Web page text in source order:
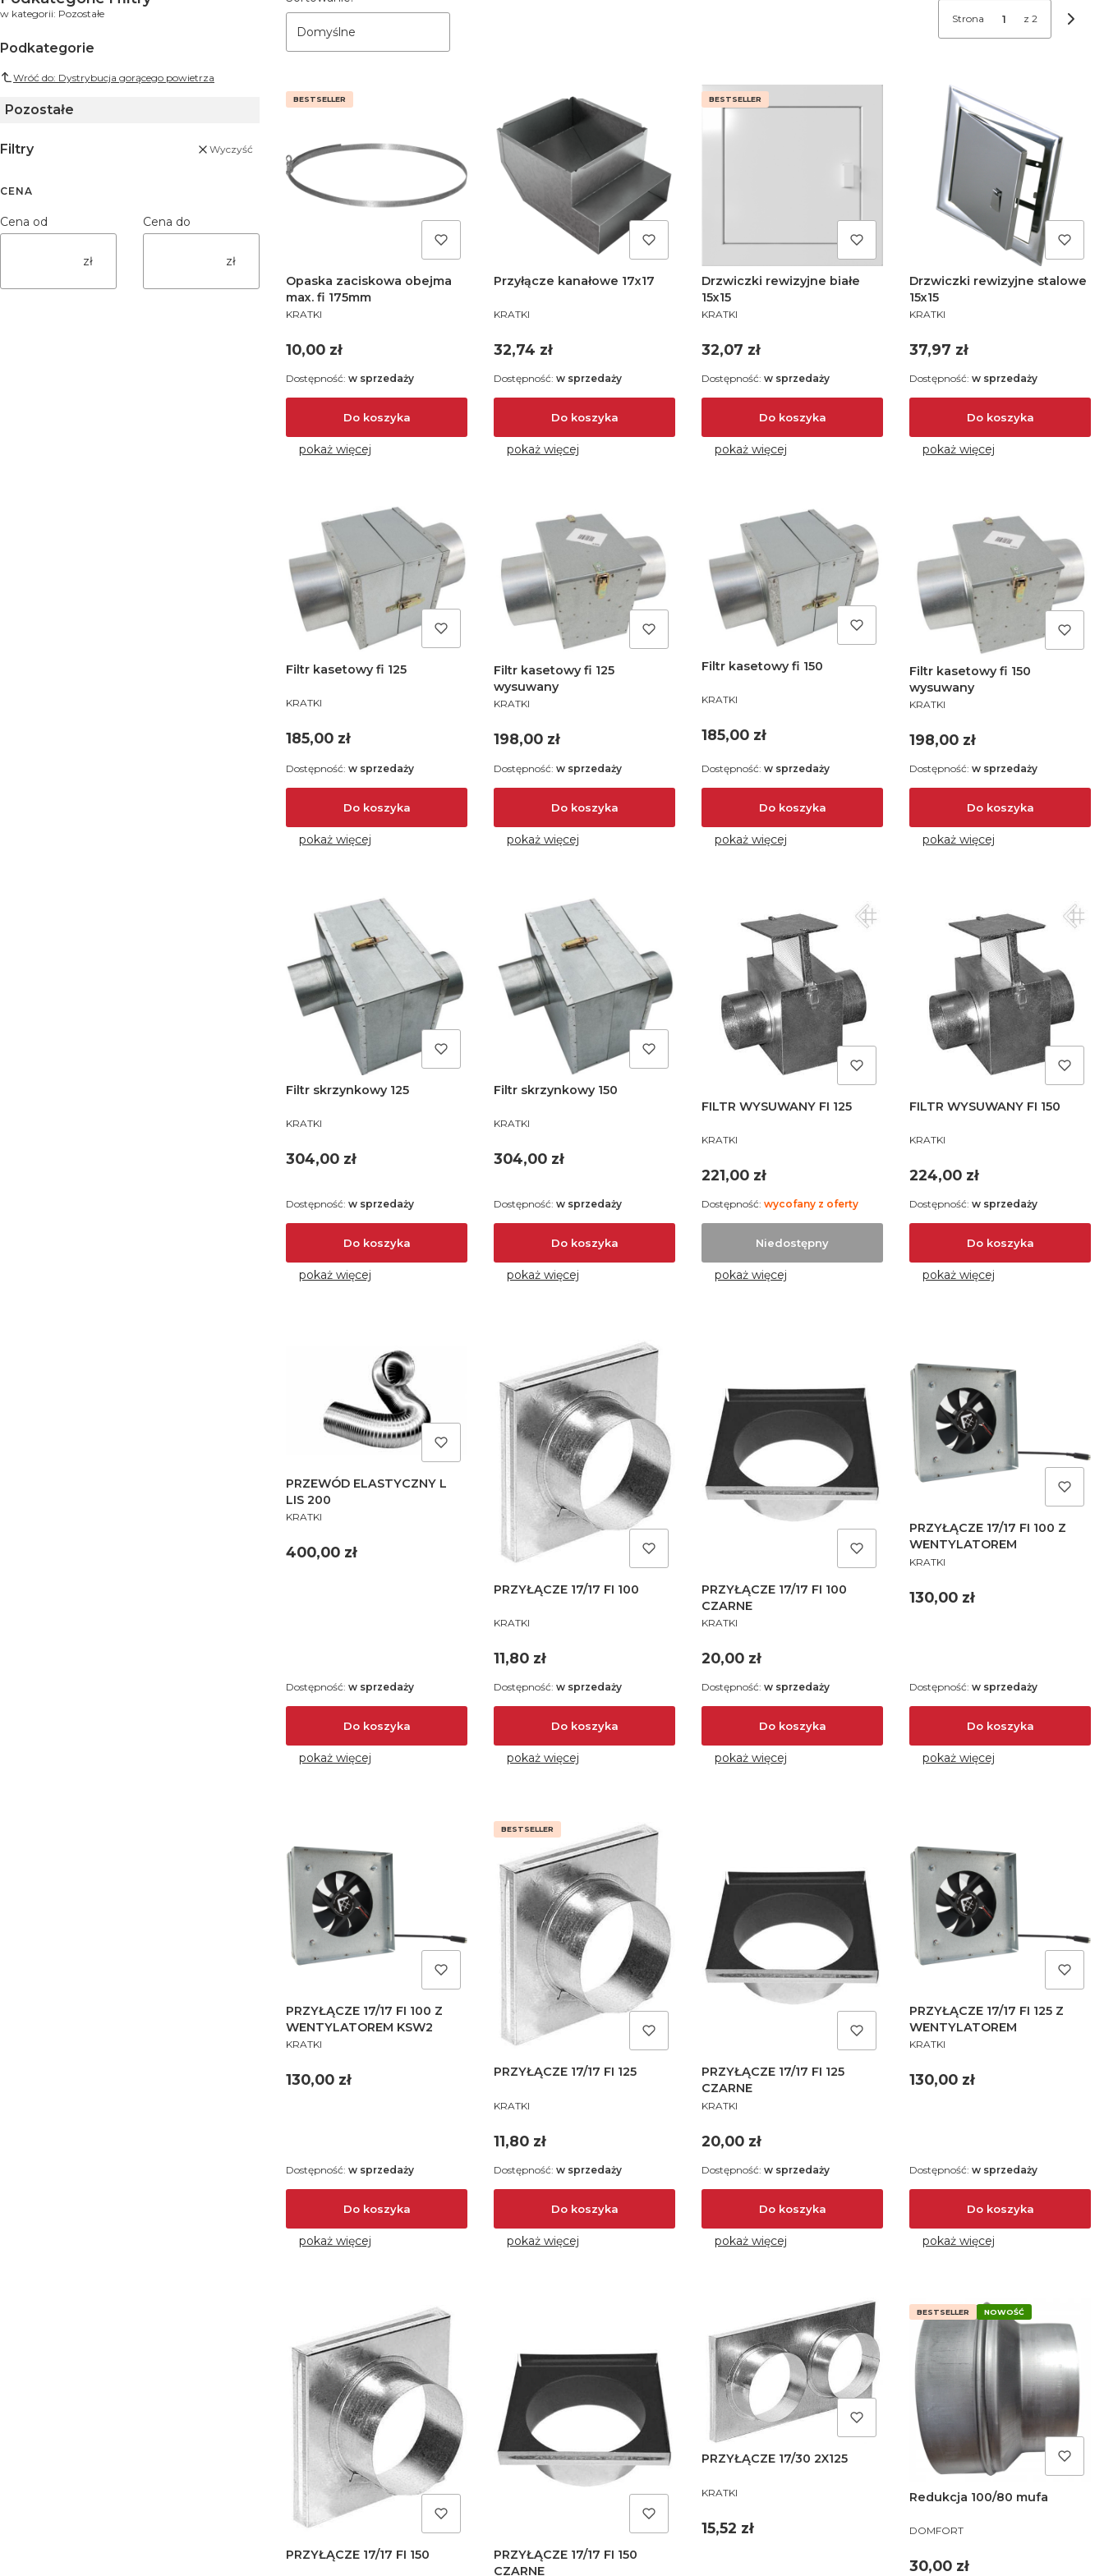
w kategorii: Pozostałe
Podkategorie
Wróć do: Dystrybucja gorącego powietrza
Pozostałe
Filtry Wyczyść
CENA
Cena od
zł
Cena do
zł
Domyślne
Strona z 2
BESTSELLER
Opaska zaciskowa obejma
max. fi 175mm
PRODUCENT
KRATKI
Cena
10,00 zł
Do koszyka
Dostępność: w sprzedaży
pokaż więcej
Przyłącze kanałowe 17x17
PRODUCENT
KRATKI
Cena
32,74 zł
Do koszyka
Dostępność: w sprzedaży
pokaż więcej
BESTSELLER
Drzwiczki rewizyjne białe
15x15
PRODUCENT
KRATKI
Cena
32,07 zł
Do koszyka
Dostępność: w sprzedaży
pokaż więcej
Drzwiczki rewizyjne stalowe
15x15
PRODUCENT
KRATKI
Cena
37,97 zł
Do koszyka
Dostępność: w sprzedaży
pokaż więcej
Filtr kasetowy fi 125
PRODUCENT
KRATKI
Cena
185,00 zł
Do koszyka
Dostępność: w sprzedaży
pokaż więcej
Filtr kasetowy fi 125
wysuwany
PRODUCENT
KRATKI
Cena
198,00 zł
Do koszyka
Dostępność: w sprzedaży
pokaż więcej
Filtr kasetowy fi 150
PRODUCENT
KRATKI
Cena
185,00 zł
Do koszyka
Dostępność: w sprzedaży
pokaż więcej
Filtr kasetowy fi 150
wysuwany
PRODUCENT
KRATKI
Cena
198,00 zł
Do koszyka
Dostępność: w sprzedaży
pokaż więcej
Filtr skrzynkowy 125
PRODUCENT
KRATKI
Cena
304,00 zł
Do koszyka
Dostępność: w sprzedaży
pokaż więcej
Filtr skrzynkowy 150
PRODUCENT
KRATKI
Cena
304,00 zł
Do koszyka
Dostępność: w sprzedaży
pokaż więcej
FILTR WYSUWANY FI 125
PRODUCENT
KRATKI
Cena
221,00 zł
Niedostępny
Dostępność: wycofany z oferty
pokaż więcej
FILTR WYSUWANY FI 150
PRODUCENT
KRATKI
Cena
224,00 zł
Do koszyka
Dostępność: w sprzedaży
pokaż więcej
PRZEWÓD ELASTYCZNY L
LIS 200
PRODUCENT
KRATKI
Cena
400,00 zł
Do koszyka
Dostępność: w sprzedaży
pokaż więcej
PRZYŁĄCZE 17/17 FI 100
PRODUCENT
KRATKI
Cena
11,80 zł
Do koszyka
Dostępność: w sprzedaży
pokaż więcej
PRZYŁĄCZE 17/17 FI 100
CZARNE
PRODUCENT
KRATKI
Cena
20,00 zł
Do koszyka
Dostępność: w sprzedaży
pokaż więcej
PRZYŁĄCZE 17/17 FI 100 Z
WENTYLATOREM
PRODUCENT
KRATKI
Cena
130,00 zł
Do koszyka
Dostępność: w sprzedaży
pokaż więcej
PRZYŁĄCZE 17/17 FI 100 Z
WENTYLATOREM KSW2
PRODUCENT
KRATKI
Cena
130,00 zł
Do koszyka
Dostępność: w sprzedaży
pokaż więcej
BESTSELLER
PRZYŁĄCZE 17/17 FI 125
PRODUCENT
KRATKI
Cena
11,80 zł
Do koszyka
Dostępność: w sprzedaży
pokaż więcej
PRZYŁĄCZE 17/17 FI 125
CZARNE
PRODUCENT
KRATKI
Cena
20,00 zł
Do koszyka
Dostępność: w sprzedaży
pokaż więcej
PRZYŁĄCZE 17/17 FI 125 Z
WENTYLATOREM
PRODUCENT
KRATKI
Cena
130,00 zł
Do koszyka
Dostępność: w sprzedaży
pokaż więcej
PRZYŁĄCZE 17/17 FI 150
PRZYŁĄCZE 17/17 FI 150
CZARNE
PRZYŁĄCZE 17/30 2X125
PRODUCENT
KRATKI
Cena
15,52 zł
BESTSELLER NOWOŚĆ
Redukcja 100/80 mufa
PRODUCENT
DOMFORT
Cena
30,00 zł